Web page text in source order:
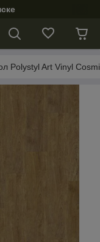
Polystyl Art Vinyl